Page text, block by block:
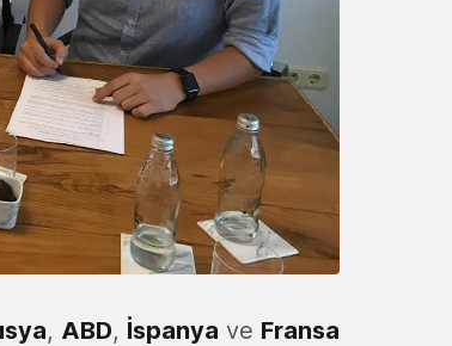
, ABD, İspanya ve Fransa